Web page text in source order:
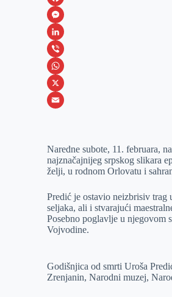
F
a
c
e
b
o
M
e
s
s
e
e
r
L
i
n
k
I
n
V
i
b
W
h
s
A
p
X
a
i
Naredne subote, 11. februara,
najznačajnijeg srpskog slikara
želji, u rodnom Orlovatu i
Predić je ostavio neizbrisiv
seljaka, ali i stvarajući
Posebno poglavlje u njegovom
Vojvodine.
Godišnjica od smrti Uroša
Zrenjanin, Narodni muzej,